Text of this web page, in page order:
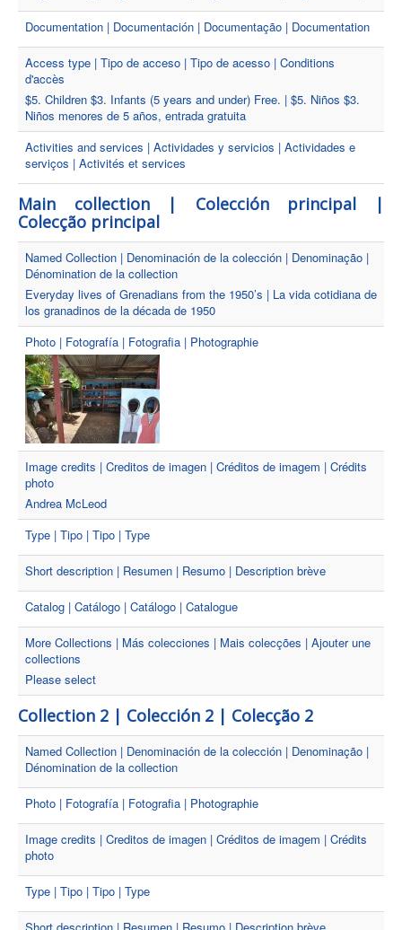
Documentation | Documentación | Documentação | Documentation
Access type | Tipo de acceso | Tipo de acesso | Conditions
d'accès
$5. Children $3. Infants (5 years and under) Free. | $5. Niños $3.
Niños menores de 5 años, entrada gratuita
Activities and services | Actividades y servicios | Actividades e
serviços | Activités et services
Main collection | Colección principal |
Colecção principal
Named Collection | Denominación de la colección | Denominação |
Dénomination de la collection
Everyday lives of Grenadians from the 1950’s | La vida cotidiana de
los granadinos de la década de 1950
Photo | Fotografía | Fotografia | Photographie
Image credits | Creditos de imagen | Créditos de imagem | Crédits
photo
Andrea McLeod
Type | Tipo | Tipo | Type
Short description | Resumen | Resumo | Description brève
Catalog | Catálogo | Catálogo | Catalogue
More Collections | Más colecciones | Mais colecções | Ajouter une
collections
Please select
Collection 2 | Colección 2 | Colecção 2
Named Collection | Denominación de la colección | Denominação |
Dénomination de la collection
Photo | Fotografía | Fotografia | Photographie
Image credits | Creditos de imagen | Créditos de imagem | Crédits
photo
Type | Tipo | Tipo | Type